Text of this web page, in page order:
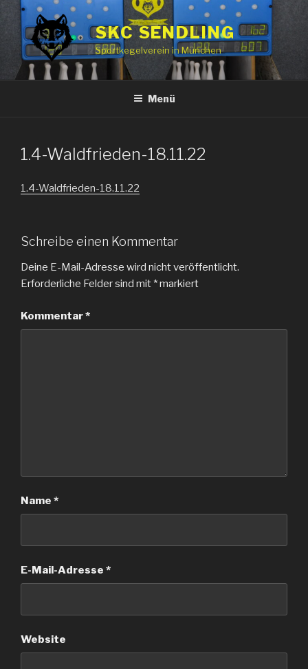
springen
SKC SENDLING
Sportkegelverein in München
Menü
1.4-Waldfrieden-18.11.22
1.4-Waldfrieden-18.11.22
Schreibe einen Kommentar
Deine E-Mail-Adresse wird nicht veröffentlicht.
Erforderliche Felder sind mit *markiert
Kommentar*
Name *
E-Mail-Adresse *
Website